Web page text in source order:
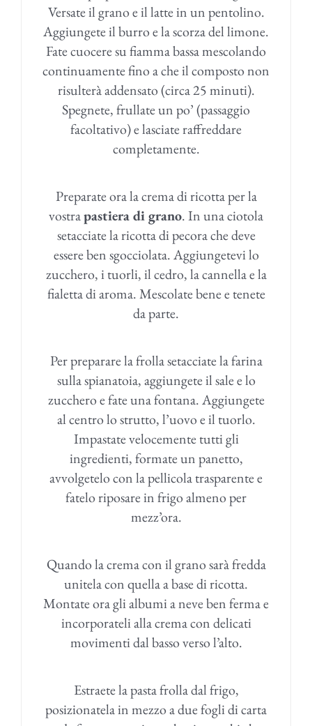
Versate il grano e il latte in un pentolino.
Aggiungete il burro e la scorza del limone.
Fate cuocere su fiamma bassa mescolando
continuamente fino a che il composto non
risulterà addensato (circa 25 minuti).
Spegnete, frullate un po’ (passaggio
facoltativo) e lasciate raffreddare
completamente.
Preparate ora la crema di ricotta per la
vostrapastiera di grano. In una ciotola
setacciate la ricotta di pecora che deve
essere ben sgocciolata. Aggiungetevi lo
zucchero, i tuorli, il cedro, la cannella e la
fialetta di aroma. Mescolate bene e tenete
da parte.
Per preparare la frolla setacciate la farina
sulla spianatoia, aggiungete il sale e lo
zucchero e fate una fontana. Aggiungete
al centro lo strutto, l’uovo e il tuorlo.
Impastate velocemente tutti gli
ingredienti, formate un panetto,
avvolgetelo con la pellicola trasparente e
fatelo riposare in frigo almeno per
mezz’ora.
Quando la crema con il grano sarà fredda
unitela con quella a base di ricotta.
Montate ora gli albumi a neve ben ferma e
incorporateli alla crema con delicati
movimenti dal basso verso l’alto.
Estraete la pasta frolla dal frigo,
posizionatela in mezzo a due fogli di carta